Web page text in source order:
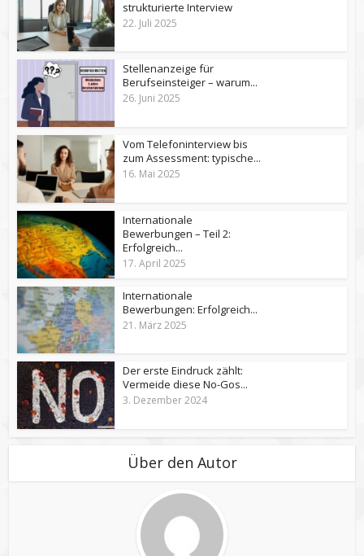
strukturierte Interview
22. Juli 2025
Stellenanzeige für
Berufseinsteiger – warum...
26. Juni 2025
Vom Telefoninterview bis
zum Assessment: typische...
16. Mai 2025
Internationale
Bewerbungen – Teil 2:
Erfolgreich...
17. April 2025
Internationale
Bewerbungen: Erfolgreich...
21. März 2025
Der erste Eindruck zählt:
Vermeide diese No-Gos...
3. Dezember 2024
Über den Autor